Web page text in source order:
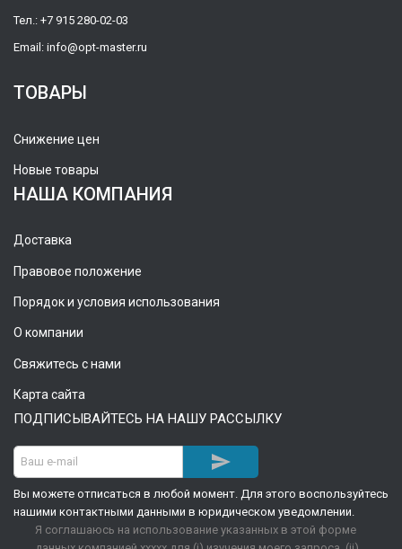
Тел.: +7 915 280-02-03
Email: info@opt-master.ru
ТОВАРЫ
Снижение цен
Новые товары
НАША КОМПАНИЯ
Доставка
Правовое положение
Порядок и условия использования
О компании
Свяжитесь с нами
Карта сайта
ПОДПИСЫВАЙТЕСЬ НА НАШУ РАССЫЛКУ

Вы можете отписаться в любой момент. Для этого воспользуйтесь
нашими контактными данными в юридическом уведомлении.
Я соглашаюсь на использование указанных в этой форме